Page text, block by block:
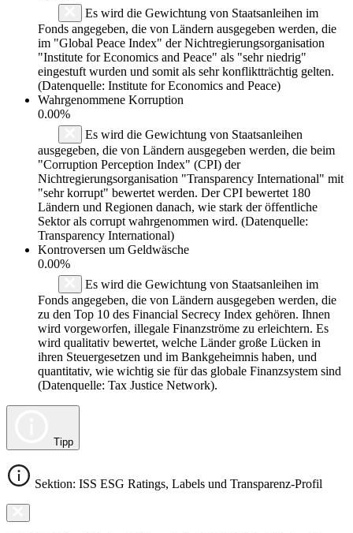
Es wird die Gewichtung von Staatsanleihen im
Fonds angegeben, die von Ländern ausgegeben werden, die
im "Global Peace Index" der Nichtregierungsorganisation
"Institute for Economics and Peace" als "sehr niedrig"
eingestuft wurden und somit als sehr konfliktträchtig gelten.
(Datenquelle: Institute for Economics and Peace)
Wahrgenommene Korruption
0.00%
Es wird die Gewichtung von Staatsanleihen
ausgegeben, die von Ländern ausgegeben werden, die beim
"Corruption Perception Index" (CPI) der
Nichtregierungsorganisation "Transparency International" mit
"sehr korrupt" bewertet werden. Der CPI bewertet 180
Ländern und Regionen danach, wie stark der öffentliche
Sektor als corrupt wahrgenommen wird. (Datenquelle:
Transparency International)
Kontroversen um Geldwäsche
0.00%
Es wird die Gewichtung von Staatsanleihen im
Fonds angegeben, die von Ländern ausgegeben werden, die
zu den Top 10 des Financial Secrecy Index gehören. Ihnen
wird vorgeworfen, illegale Finanzströme zu erleichtern. Es
wird qualitativ bewertet, welche Länder große Lücken in
ihren Steuergesetzen und im Bankgeheimnis haben, und
quantitativ, wie wichtig sie für das globale Finanzsystem sind
(Datenquelle: Tax Justice Network).
Tipp
Sektion: ISS ESG Ratings, Labels und Transparenz-Profil